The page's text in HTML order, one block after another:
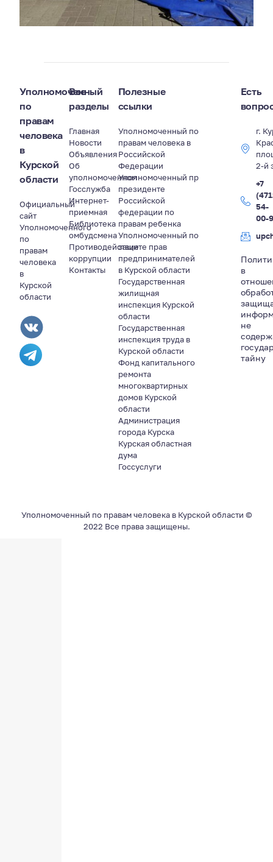
Уполномоченный
по
правам
человека
в
Курской
области
Официальный
сайт
Уполномоченного
по
правам
человека
в
Курской
области
Все
разделы
Главная
Новости
Объявления
Об
уполномоченном
Госслужба
Интернет-
приемная
Библиотека
омбудсмена
Противодействие
коррупции
Контакты
Полезные
ссылки
Уполномоченный по
правам человека в
Российской
Федерации
Уполномоченный пр
президенте
Российской
федерации по
правам ребенка
Уполномоченный по
защите прав
предпринимателей
в Курской области
Государственная
жилищная
инспекция Курской
области
Государственная
инспекция труда в
Курской области
Фонд капитального
ремонта
многоквартирных
домов Курской
области
Администрация
города Курска
Курская областная
дума
Госсуслуги
Есть
г.
2-й
+7
54-
00-
в
не
тайну
Уполномоченный по правам человека в Курской области ©
2022 Все права защищены.